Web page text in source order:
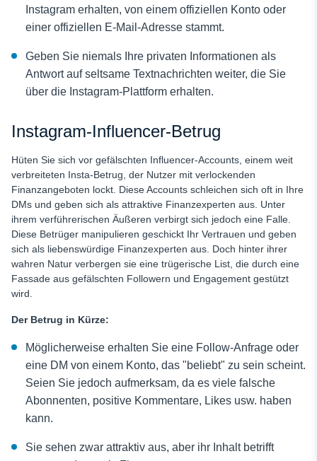
Instagram erhalten, von einem offiziellen Konto oder
einer offiziellen E-Mail-Adresse stammt.
Geben Sie niemals Ihre privaten Informationen als
Antwort auf seltsame Textnachrichten weiter, die Sie
über die Instagram-Plattform erhalten.
Instagram-Influencer-Betrug
Hüten Sie sich vor gefälschten Influencer-Accounts, einem weit
verbreiteten Insta-Betrug, der Nutzer mit verlockenden
Finanzangeboten lockt. Diese Accounts schleichen sich oft in Ihre
DMs und geben sich als attraktive Finanzexperten aus. Unter
ihrem verführerischen Äußeren verbirgt sich jedoch eine Falle.
Diese Betrüger manipulieren geschickt Ihr Vertrauen und geben
sich als liebenswürdige Finanzexperten aus. Doch hinter ihrer
wahren Natur verbergen sie eine trügerische List, die durch eine
Fassade aus gefälschten Followern und Engagement gestützt
wird.
Der Betrug in Kürze:
Möglicherweise erhalten Sie eine Follow-Anfrage oder
eine DM von einem Konto, das "beliebt" zu sein scheint.
Seien Sie jedoch aufmerksam, da es viele falsche
Abonnenten, positive Kommentare, Likes usw. haben
kann.
Sie sehen zwar attraktiv aus, aber ihr Inhalt betrifft